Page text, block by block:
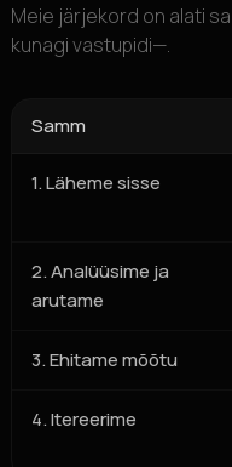
Meie järjekord on alati
kunagi vastupidi—.
Samm
1. Läheme sisse
2. Analüüsime ja
arutame
3. Ehitame mõõtu
4. Itereerime